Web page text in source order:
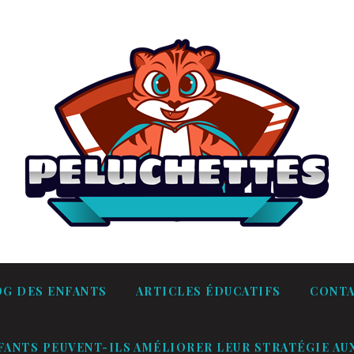
DES ENFANTS ARTICLES ÉDUCATIFS
PEUVENT-ILS AMÉLIORER LEUR STRATÉGIE